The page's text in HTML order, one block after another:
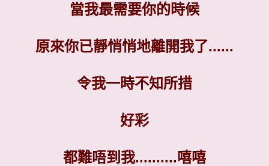
當我最需要你的時候
原來你已靜悄悄地離開我了......
令我一時不知所措
好彩
都難唔到我..........嘻嘻